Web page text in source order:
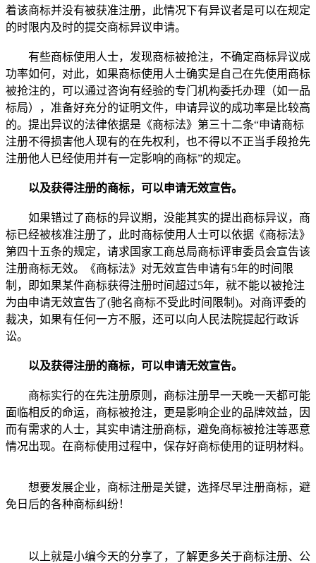
着该商标并没有被获准注册，此情况下有异议者是可以在规定
的时限内及时的提交商标异议申请。
有些商标使用人士，发现商标被抢注，不确定商标异议成
功率如何，对此，如果商标使用人士确实是自己在先使用商标
被抢注的，可以通过咨询有经验的专门机构委托办理（如一品
标局），准备好充分的证明文件，申请异议的成功率是比较高
的。提出异议的法律依据是《商标法》第三十二条“申请商标
注册不得损害他人现有的在先权利，也不得以不正当手段抢先
注册他人已经使用并有一定影响的商标”的规定。
以及获得注册的商标，可以申请无效宣告。
如果错过了商标的异议期，没能其实的提出商标异议，商
标已经被核准注册了，此时商标使用人士可以依据《商标法》
第四十五条的规定，请求国家工商总局商标评审委员会宣告该
注册商标无效。《商标法》对无效宣告申请有5年的时间限
制，即如果某件商标获得注册时间超过5年，就不能以被抢注
为由申请无效宣告了(驰名商标不受此时间限制)。对商评委的
裁决，如果有任何一方不服，还可以向人民法院提起行政诉
讼。
以及获得注册的商标，可以申请无效宣告。
商标实行的在先注册原则，商标注册早一天晚一天都可能
面临相反的命运，商标被抢注，更是影响企业的品牌效益，因
而有需求的人士，其实申请注册商标，避免商标被抢注等恶意
情况出现。在商标使用过程中，保存好商标使用的证明材料。
想要发展企业，商标注册是关键，选择尽早注册商标，避
免日后的各种商标纠纷！
以上就是小编今天的分享了，了解更多关于商标注册、公